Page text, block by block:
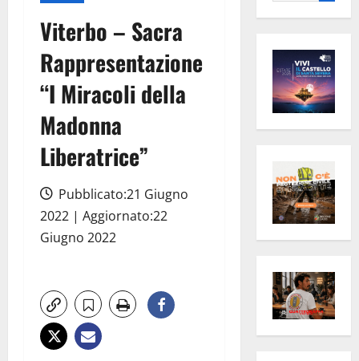
Viterbo – Sacra
Rappresentazione
“I Miracoli della
Madonna
Liberatrice”
Pubblicato:21 Giugno
2022 | Aggiornato:22
Giugno 2022